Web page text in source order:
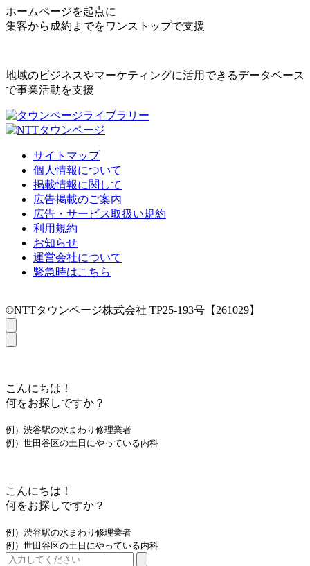
ホームページを起点に
集客から成約までをワンストップで支援
地域のビジネスやマーケティングに活用できるデータベース
で事業活動を支援
サイトマップ
個人情報について
掲載情報に関して
広告掲載のご案内
広告・サービス取扱い規約
利用規約
お知らせ
運営会社について
緊急時はこちら
©NTTタウンページ株式会社 TP25-193号【261029】
こんにちは！
何をお探しですか？
例）渋谷駅の水まわり修理業者
例）世田谷区の土日にやっている内科
こんにちは！
何をお探しですか？
例）渋谷駅の水まわり修理業者
例）世田谷区の土日にやっている内科